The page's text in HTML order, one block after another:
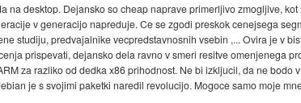
na desktop. Dejansko so cheap naprave primerljivo zmogljive,
v generacijo napreduje. Ce se zgodi preskok cenejsega
studiju, predvajalnike vecpredstavnosnih vsebin ,... Ovira je v
prispevati, dejansko dela ravno v smeri resitve omenjenega
za razliko od dedka x86 prihodnost. Ne bi izkljucil, da ne
je s svojimi paketki naredil revolucijo. Mogoce samo moje